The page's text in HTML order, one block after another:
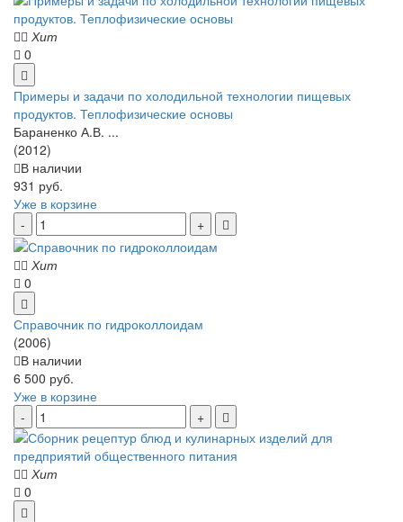
Хит
0
Примеры и задачи по холодильной технологии пищевых
продуктов. Теплофизические основы
Бараненко А.В. ...
(2012)
В наличии
931 руб.
Уже в корзине
Хит
0
Справочник по гидроколлоидам
(2006)
В наличии
6 500 руб.
Уже в корзине
Хит
0